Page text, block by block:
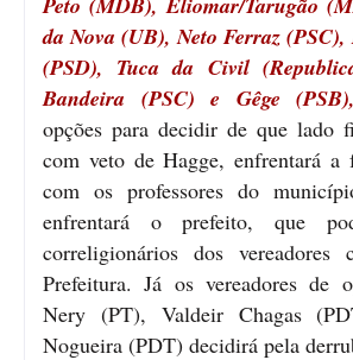
da Nova (UB), Neto Ferraz
(PSD), Tuca da Civil
Bandeira (PSC) e Gêge (PSB),
opções para decidir de que lado
com veto de Hagge, enfrentará a
com os professores do
enfrentará o prefeito, que
correligionários dos vereadores
Prefeitura. Já os vereadores de
Nery (PT), Valdeir Chagas
Nogueira (PDT) decidirá pela